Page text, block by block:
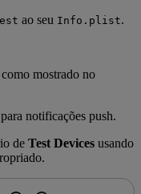
ao seu Info.plist.
como mostrado no
notificações push.
de Test Devices usando